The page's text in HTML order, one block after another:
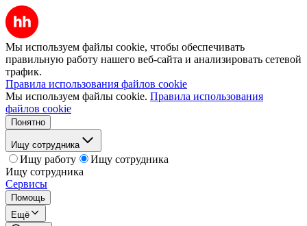
Мы используем файлы cookie, чтобы обеспечивать
правильную работу нашего веб-сайта и анализировать сетевой
трафик.
Правила использования файлов cookie
Мы используем файлы cookie. Правила использования
файлов cookie
Понятно
Ищу сотрудника
Ищу работу
Ищу сотрудника
Ищу сотрудника
Сервисы
Помощь
Ещё